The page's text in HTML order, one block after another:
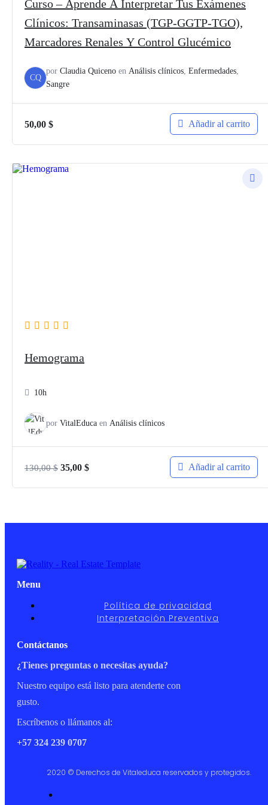
Curso – Aprende A Interpretar Tus Exámenes
Clínicos: Transaminasas (TGP-GGTP-TGO),
Marcadores Renales Y Control Glucémico
CQ
por Claudia Quiceno en Análisis clínicos, Enfermedades,
Sangre
50,00 $ Añadir al carrito
Hemograma
10h
por VitalEduca en Análisis clínicos
130,00$ El
35,00 $El
Añadir al carrito
Menu
Política de privacidad
Interpretación Preventiva
Contáctanos
¿Tienes preguntas o necesitas ayuda?
Nuestro equipo está listo para atenderte con
gusto.
Escríbenos o llámanos al:
+57 324 239 0707
2020 © Derechos de Vitaleduca reservados y protegidos.